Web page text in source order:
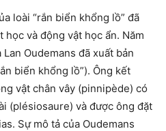
loài “rắn biển khổng lồ” đã
học và động vật học ẩn. Năm
Oudemans đã xuất bản
biển khổng lồ”). Ông kết
vật chân vây (pinnipède) có
(plésiosaure) và được ông đặt
Sự mô tả của Oudemans